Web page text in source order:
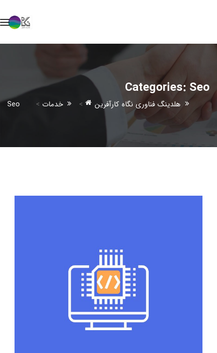
Categories: Seo
هلدینگ فناوری نگاه کارآفرین > خدمات >
Seo